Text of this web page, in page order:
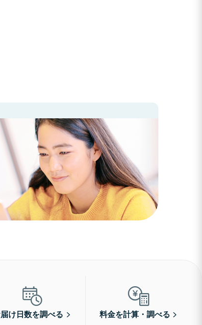
け日数を調べる 料金を計算・調べる